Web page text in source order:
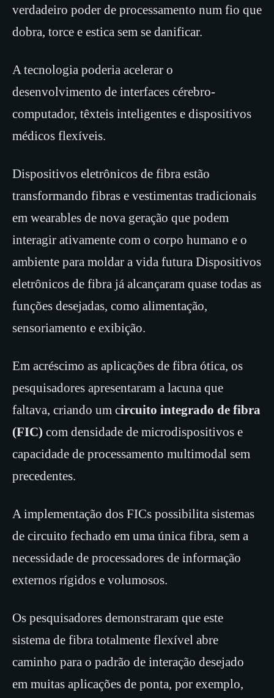
verdadeiro poder de processamento num fio que
dobra, torce e estica sem se danificar.
A tecnologia poderia acelerar o
desenvolvimento de interfaces cérebro-
computador, têxteis inteligentes e dispositivos
médicos flexíveis.
Dispositivos eletrônicos de fibra estão
transformando fibras e vestimentas tradicionais
em wearables de nova geração que podem
interagir ativamente com o corpo humano e o
ambiente para moldar a vida futura Dispositivos
eletrônicos de fibra já alcançaram quase todas as
funções desejadas, como alimentação,
sensoriamento e exibição.
Em acréscimo as aplicações de fibra ótica, os
pesquisadores apresentaram a lacuna que
faltava, criando um circuito integrado de fibra
(FIC) com densidade de microdispositivos e
capacidade de processamento multimodal sem
precedentes.
A implementação dos FICs possibilita sistemas
de circuito fechado em uma única fibra, sem a
necessidade de processadores de informação
externos rígidos e volumosos.
Os pesquisadores demonstraram que este
sistema de fibra totalmente flexível abre
caminho para o padrão de interação desejado
em muitas aplicações de ponta, por exemplo,